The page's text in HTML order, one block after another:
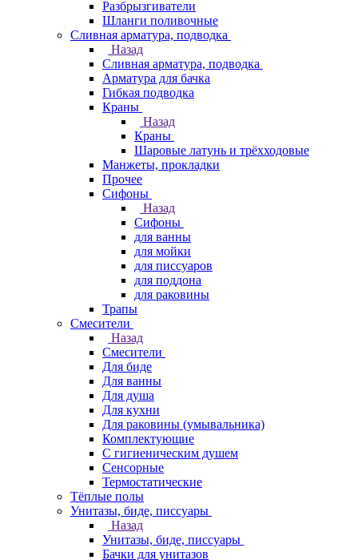
Разбрызгиватели
Шланги поливочные
Сливная арматура, подводка
Назад
Сливная арматура, подводка
Арматура для бачка
Гибкая подводка
Краны
Назад
Краны
Шаровые латунь и трёхходовые
Манжеты, прокладки
Прочее
Сифоны
Назад
Сифоны
для ванны
для мойки
для писсуаров
для поддона
для раковины
Трапы
Смесители
Назад
Смесители
Для биде
Для ванны
Для душа
Для кухни
Для раковины (умывальника)
Комплектующие
С гигиеническим душем
Сенсорные
Термостатические
Тёплые полы
Унитазы, биде, писсуары
Назад
Унитазы, биде, писсуары
Бачки для унитазов